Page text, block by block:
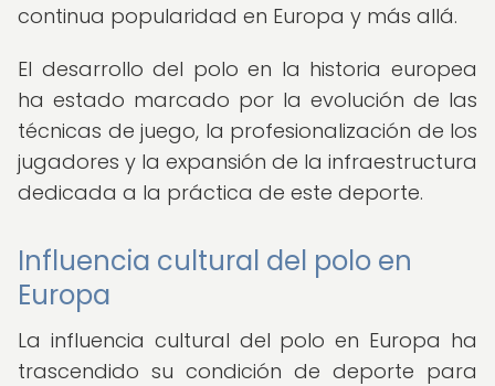
continua popularidad en Europa y más allá.
El desarrollo del polo en la historia europea
ha estado marcado por la evolución de las
técnicas de juego, la profesionalización de los
jugadores y la expansión de la infraestructura
dedicada a la práctica de este deporte.
Influencia cultural del polo en
Europa
La influencia cultural del polo en Europa ha
trascendido su condición de deporte para